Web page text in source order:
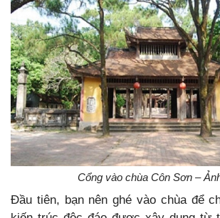
Cổng vào chùa Côn Sơn –
Đầu tiên, bạn nên ghé vào chùa để